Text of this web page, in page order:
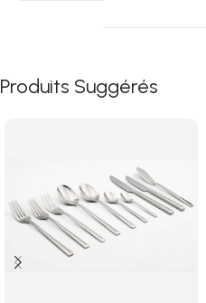
Produits Suggérés